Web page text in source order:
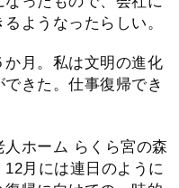
ようなったらしい。
月。私は文明の進化
きた。仕事復帰でき
ホーム らくら宮の森
12月には連日のように